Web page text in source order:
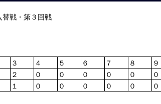
戦・第３回戦
３ ４ ５ ６ ７ ８ ９
２ ０ ０ ０ ０ ０ ０
１ ０ ０ ０ ０ ０ ０